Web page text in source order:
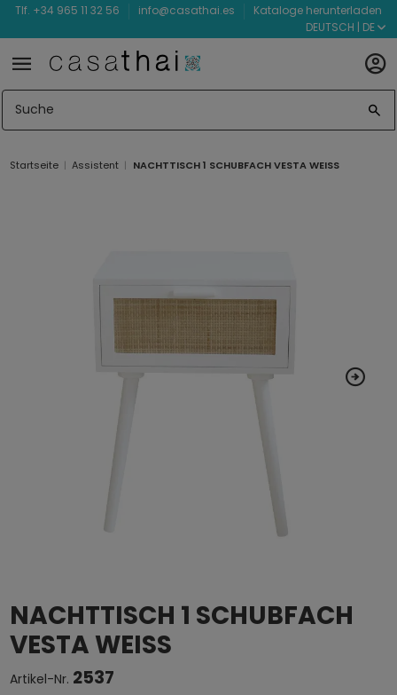
Tlf. +34 965 11 32 56 info@casathai.es
Kataloge herunterladen
DEUTSCH | DE
Startseite Assistent NACHTTISCH 1 SCHUBFACH VESTA WEISS
NACHTTISCH 1 SCHUBFACH
VESTA WEISS
Artikel-Nr. 2537